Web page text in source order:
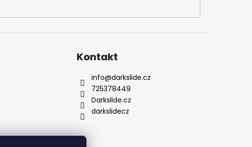
Kontakt
info@darkslide.cz
725378449
Darkslide.cz
darkslidecz